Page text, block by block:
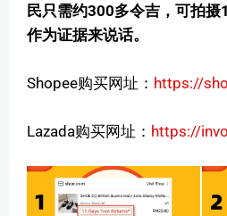
民只需约300多令吉，可拍
作为证据来说话。
Shopee购买网址： https://
Lazada购买网址： https://